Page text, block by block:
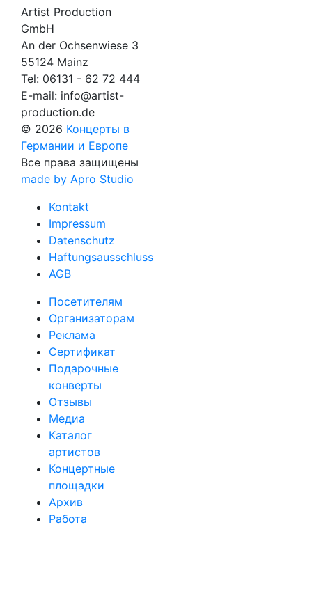
Artist Production
GmbH
An der Ochsenwiese 3
55124 Mainz
Tel: 06131 - 62 72 444
E-mail: info@artist-
production.de
© 2026 Концерты в
Германии и Европе
Все права защищены
made by Apro Studio
Kontakt
Impressum
Datenschutz
Haftungsausschluss
AGB
Посетителям
Организаторам
Реклама
Сертификат
Подарочные
конверты
Отзывы
Медиа
Каталог
артистов
Концертные
площадки
Архив
Работа